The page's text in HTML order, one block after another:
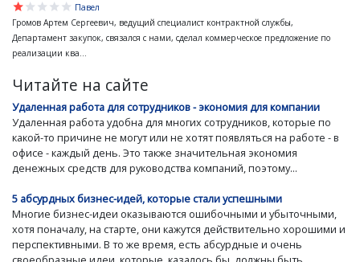
star
star
star
star
star
Павел
Громов Артем Сергеевич, ведущий специалист контрактной службы,
Департамент закупок, связался с нами, сделал коммерческое предложение по
реализации ква...
Читайте на сайте
Удаленная работа для сотрудников - экономия для компании
Удаленная работа удобна для многих сотрудников, которые по
какой-то причине не могут или не хотят появляться на работе - в
офисе - каждый день. Это также значительная экономия
денежных средств для руководства компаний, поэтому...
5 абсурдных бизнес-идей, которые стали успешными
Многие бизнес-идеи оказываются ошибочными и убыточными,
хотя поначалу, на старте, они кажутся действительно хорошими и
перспективными. В то же время, есть абсурдные и очень